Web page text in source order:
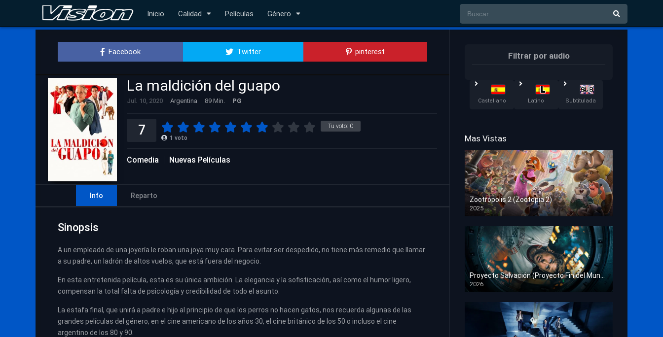
Inicio Calidad Películas Género
Facebook Twitter pinterest
La maldición del guapo
Jul. 10, 2020 Argentina 89 Min. PG
Tu voto: 0
7 1 voto
Comedia Nuevas Películas
Info Reparto
Sinopsis
A un empleado de una joyería le roban una joya muy cara. Para evitar ser despedido, no tiene más remedio que llamar
a su padre, un ladrón de altos vuelos, que está fuera del negocio.
En esta entretenida película, esta es su única ambición. La elegancia y la sofisticación, así como el humor ligero,
compensan la total falta de psicología y credibilidad de todo el asunto.
La estafa final, que unirá a padre e hijo al principio de que los perros no hacen gatos, nos recuerda algunas de las
grandes películas del género, en el cine americano de los años 30, el cine británico de los 50 o incluso el cine
argentino de los 80 y 90.
Filtrar por audio
Castellano Latino Subtitulada
Mas Vistas
Zootrópolis 2 (Zootopia 2)
2025
HD 1080p
Proyecto Salvación (Proyecto Fin del Mundo)
2026
HD 1080p